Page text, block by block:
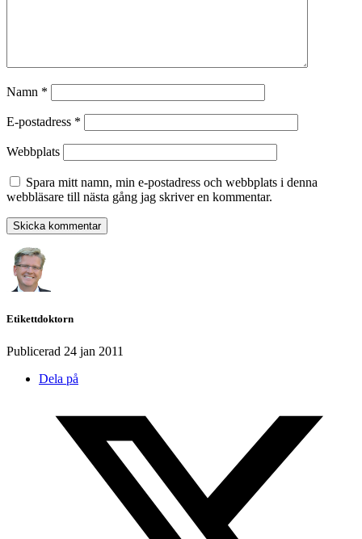
Namn *
E-postadress *
Webbplats
Spara mitt namn, min e-postadress och webbplats i denna
webbläsare till nästa gång jag skriver en kommentar.
Etikettdoktorn
Publicerad 24 jan 2011
Dela på